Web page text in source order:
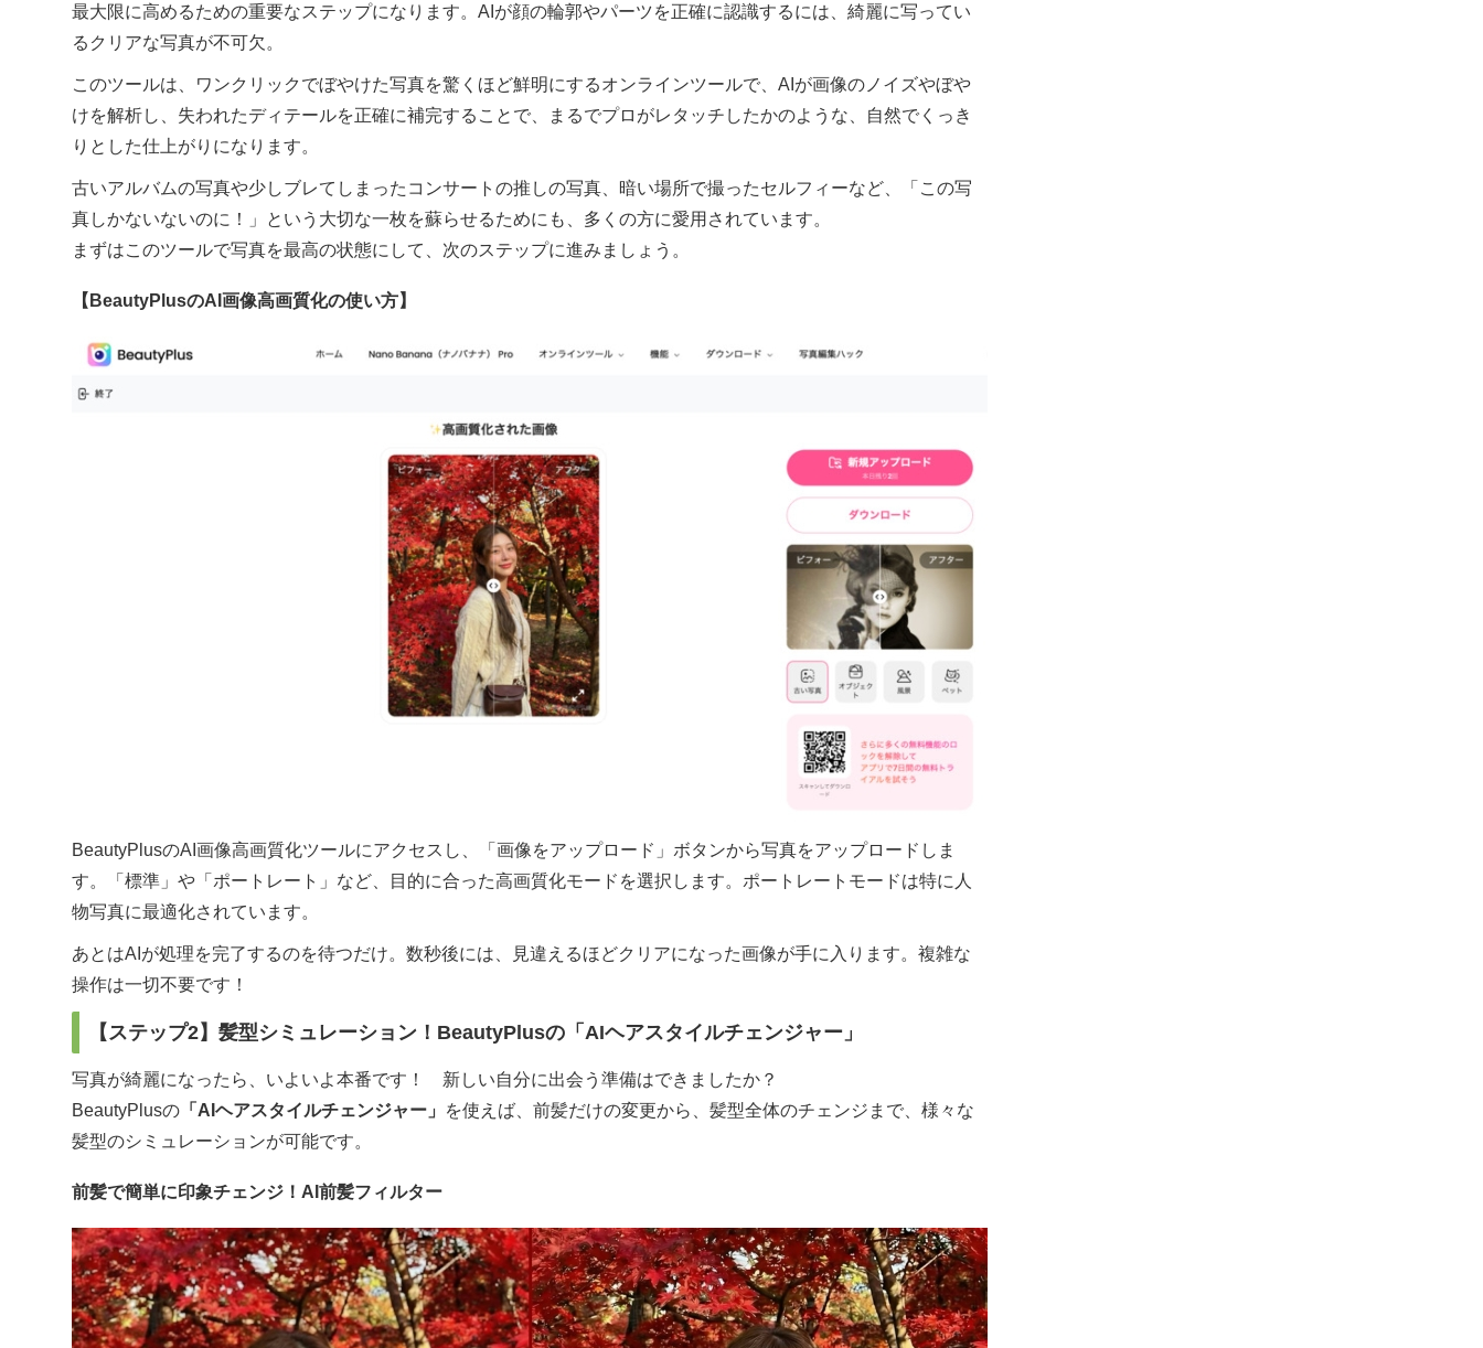
最大限に高めるための重要なステップになります。AIが顔の輪郭やパーツを正確に認識するには、綺麗に写ってい
るクリアな写真が不可欠。
このツールは、ワンクリックでぼやけた写真を驚くほど鮮明にするオンラインツールで、AIが画像のノイズやぼや
けを解析し、失われたディテールを正確に補完することで、まるでプロがレタッチしたかのような、自然でくっき
りとした仕上がりになります。
古いアルバムの写真や少しブレてしまったコンサートの推しの写真、暗い場所で撮ったセルフィーなど、「この写
真しかないないのに！」という大切な一枚を蘇らせるためにも、多くの方に愛用されています。
まずはこのツールで写真を最高の状態にして、次のステップに進みましょう。
【BeautyPlusのAI画像高画質化の使い方】
BeautyPlusのAI画像高画質化ツールにアクセスし、「画像をアップロード」ボタンから写真をアップロードしま
す。「標準」や「ポートレート」など、目的に合った高画質化モードを選択します。ポートレートモードは特に人
物写真に最適化されています。
あとはAIが処理を完了するのを待つだけ。数秒後には、見違えるほどクリアになった画像が手に入ります。複雑な
操作は一切不要です！
【ステップ2】髪型シミュレーション！BeautyPlusの「AIヘアスタイルチェンジャー」
写真が綺麗になったら、いよいよ本番です！ 新しい自分に出会う準備はできましたか？
BeautyPlusの 「AIヘアスタイルチェンジャー」
を使えば、前髪だけの変更から、髪型全体のチェンジまで、様々な
髪型のシミュレーションが可能です。
前髪で簡単に印象チェンジ！AI前髪フィルター